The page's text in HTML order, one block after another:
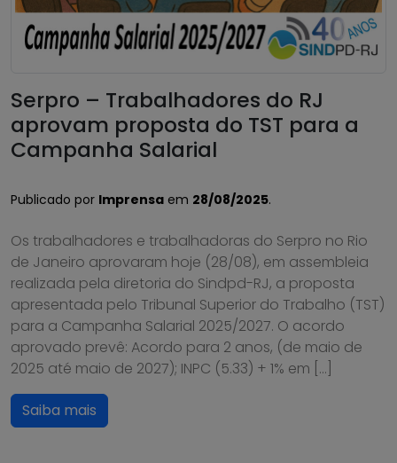
Serpro – Trabalhadores do RJ
aprovam proposta do TST para a
Campanha Salarial
Publicado por Imprensa em 28/08/2025.
Os trabalhadores e trabalhadoras do Serpro no Rio
de Janeiro aprovaram hoje (28/08), em assembleia
realizada pela diretoria do Sindpd-RJ, a proposta
apresentada pelo Tribunal Superior do Trabalho (TST)
para a Campanha Salarial 2025/2027. O acordo
aprovado prevê: Acordo para 2 anos, (de maio de
2025 até maio de 2027); INPC (5.33) + 1% em […]
Saiba mais